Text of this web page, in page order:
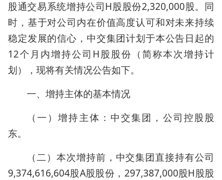
股通交易系统增持公司H股股份2,320,000股。同
时，基于对公司内在价值高度认可和对未来持续
稳定发展的信心，中交集团计划于本公告日起的
12个月内增持公司H股股份（简称本次增持计
划），现将有关情况公告如下。
一、增持主体的基本情况
（一）增持主体：中交集团，公司控股股
东。
（二）本次增持前，中交集团直接持有公司
9,374,616,604股A股股份，297,387,000股H股股